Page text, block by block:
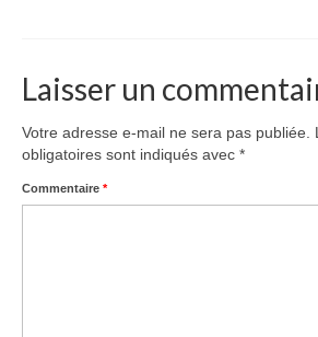
bio
Laisser un
Votre adresse e-mail ne sera pas publiée.
obligatoires sont indiqués avec *
Commentaire *